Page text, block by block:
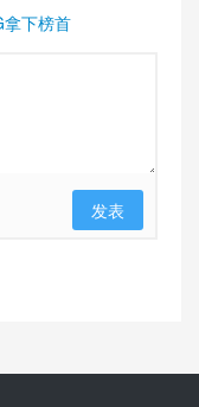
下榜首
发表